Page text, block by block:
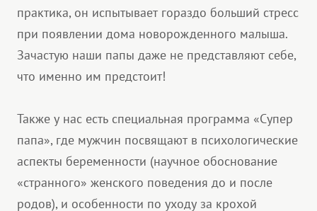
практика, он испытывает гораздо больший стресс
при появлении дома новорожденного малыша.
Зачастую наши папы даже не представляют себе,
что именно им предстоит!
Также у нас есть специальная программа «Супер
папа», где мужчин посвящают в психологические
аспекты беременности (научное обоснование
«странного» женского поведения до и после
родов), и особенности по уходу за крохой